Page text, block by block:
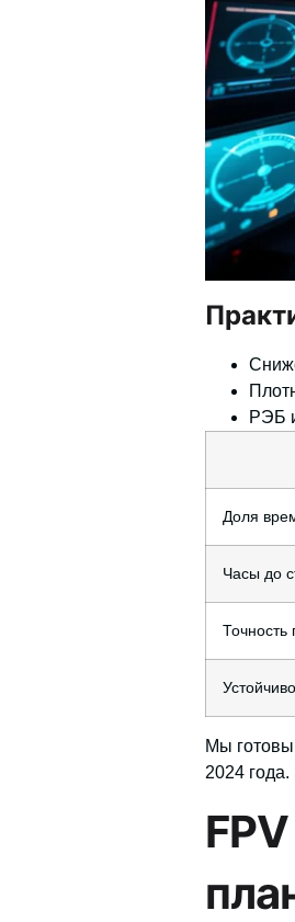
РЭБ
Доля
Часы до
Мы готовы
2024